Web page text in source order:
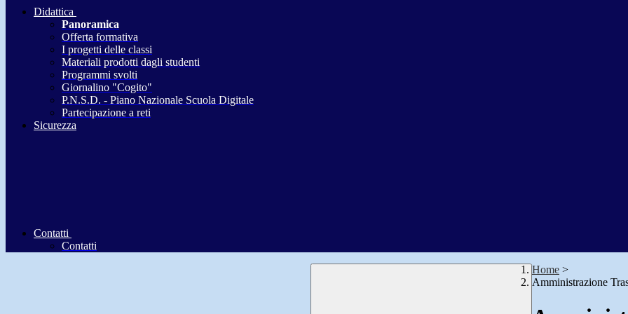
Didattica
Panoramica
Offerta formativa
I progetti delle classi
Materiali prodotti dagli studenti
Programmi svolti
Giornalino "Cogito"
P.N.S.D. - Piano Nazionale Scuola Digitale
Partecipazione a reti
Sicurezza
Contatti
Contatti
Home >
Amministrazione